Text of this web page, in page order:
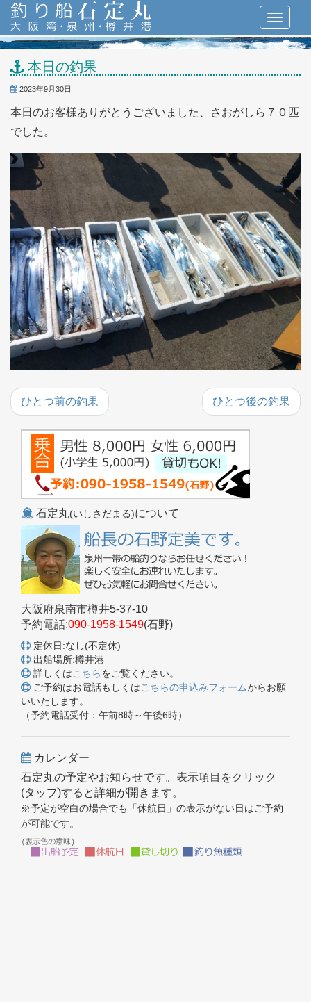
本日の釣果
2023年9月30日
本日のお客様ありがとうございました、さおがしら７０匹
でした。
ひとつ前の釣果 ひとつ後の釣果
石定丸(いしさだまる)について
大阪府泉南市樽井5-37-10
予約電話:090-1958-1549(石野)
定休日:なし(不定休)
出船場所:樽井港
詳しくはこちらをご覧ください。
ご予約はお電話もしくはこちらの申込みフォームからお願
いいたします。
（予約電話受付：午前8時～午後6時）
カレンダー
石定丸の予定やお知らせです。表示項目をクリック
(タップ)すると詳細が開きます。
※予定が空白の場合でも「休航日」の表示がない日はご予約
が可能です。